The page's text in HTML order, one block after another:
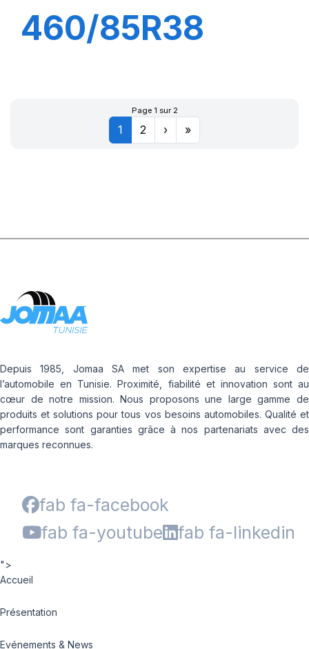
460/85R38
Page 1 sur 2
1 2 › »
Depuis 1985, Jomaa SA met son expertise au service de
l’automobile en Tunisie. Proximité, fiabilité et innovation sont au
cœur de notre mission. Nous proposons une large gamme de
produits et solutions pour tous vos besoins automobiles. Qualité et
performance sont garanties grâce à nos partenariats avec des
marques reconnues.
fab fa-facebook
fab fa-youtube
fab fa-linkedin
">
Accueil
Présentation
Evénements & News